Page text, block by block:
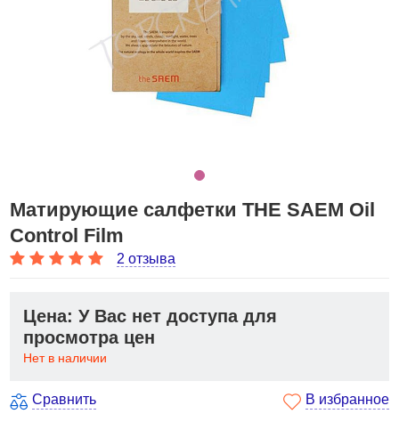
Матирующие салфетки THE SAEM Oil
Control Film
2 отзыва
Цена: У Вас нет доступа для
просмотра цен
Нет в наличии
Сравнить В избранное